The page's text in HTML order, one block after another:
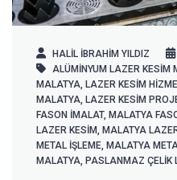
HALIL IBRAHIM YILDIZ
ALÜMINYUM LAZER KESIM
MALATYA, LAZER KESIM
MALATYA, LAZER KESIM
FASON IMALAT, MALATYA
LAZER KESIM, MALATYA
METAL IŞLEME, MALATYA
MALATYA, PASLANMAZ ÇELIK